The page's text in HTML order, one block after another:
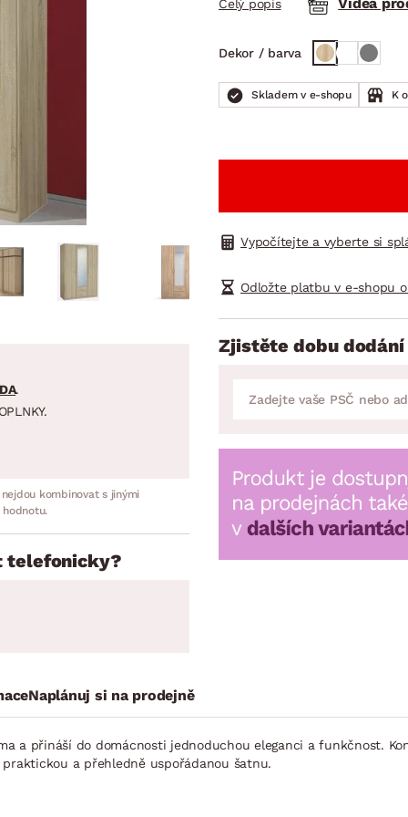
DOMÁCÍ SPOTŘEBIČE ZAHRADNÍ
Celý popis
Dekor / barva
Skladem v e-shopu K
Vypočítejte a vyberte si
Odložte platbu v e-shopu
Zjistěte dobu
.
kombinovat s jinými
telefonicky?
Naplánuj si na prodejně
a přináší do domácnosti jednoduchou eleganci a funkčnost.
a přehledně uspořádanou šatnu.